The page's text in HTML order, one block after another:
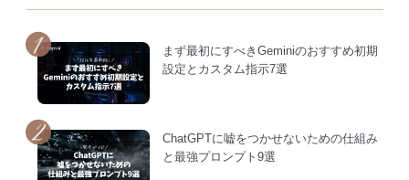
まず最初にすべきGeminiのおすすめ初期
設定とカスタム指示7選
ChatGPTに嘘をつかせないための仕組み
と最強プロンプト9選